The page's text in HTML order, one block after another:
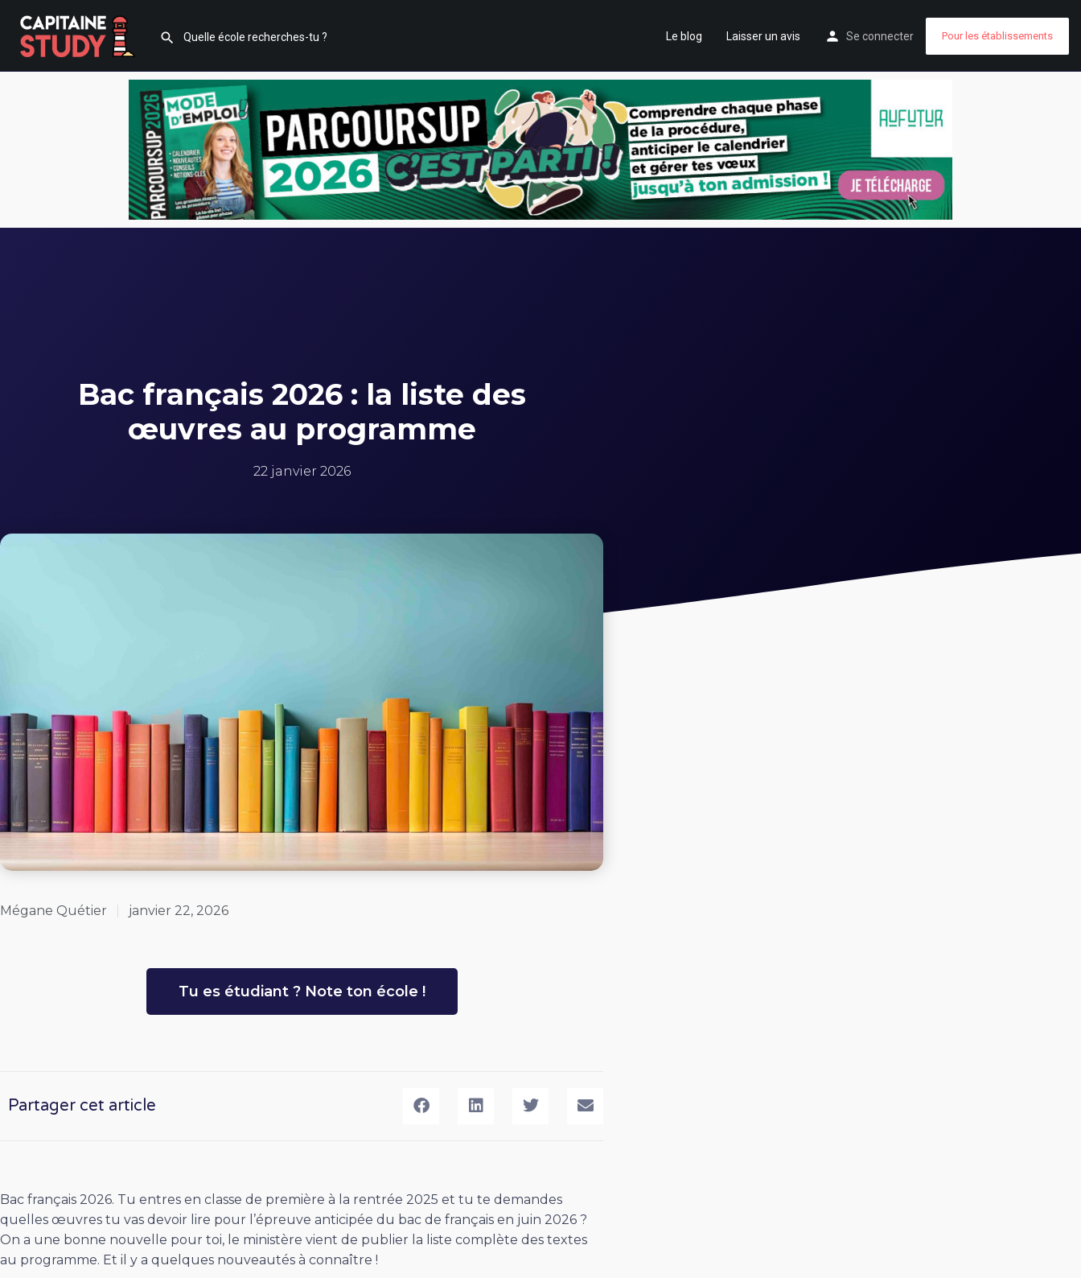
Le blog Laisser un avis Se connecter Pour les établissements
Bac français 2026 : la liste des
œuvres au programme
22 janvier 2026
Mégane Quétier janvier 22, 2026
Tu es étudiant ? Note ton école !
Partager cet article
Bac français 2026. Tu entres en classe de première à la rentrée 2025 et tu te demandes
quelles œuvres tu vas devoir lire pour l’épreuve anticipée du bac de français en juin 2026 ?
On a une bonne nouvelle pour toi, le ministère vient de publier la liste complète des textes
au programme. Et il y a quelques nouveautés à connaître !